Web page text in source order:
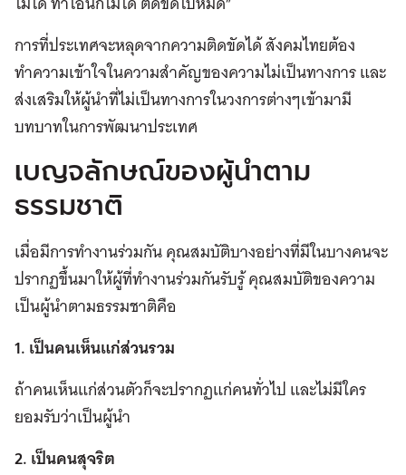
การที่ประเทศจะหลุดจากความติดขัดได้ สังคมไทยต้อง
ทำความเข้าใจในความสำคัญของความไม่เป็นทางการ และ
ส่งเสริมให้ผู้นำที่ไม่เป็นทางการในวงการต่างๆเข้ามามี
บทบาทในการพัฒนาประเทศ
เบญจลักษณ์ของผู้นำตาม
ธรรมชาติ
เมื่อมีการทำงานร่วมกัน คุณสมบัติบางอย่างที่มีในบางคนจะ
ปรากฏขึ้นมาให้ผู้ที่ทำงานร่วมกันรับรู้ คุณสมบัติของความ
เป็นผู้นำตามธรรมชาติคือ
1. เป็นคนเห็นแก่ส่วนรวม
ถ้าคนเห็นแก่ส่วนตัวก็จะปรากฏแก่คนทั่วไป และไม่มีใคร
ยอมรับว่าเป็นผู้นำ
2. เป็นคนสุจริต